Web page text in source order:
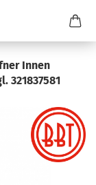
Innen
321837581